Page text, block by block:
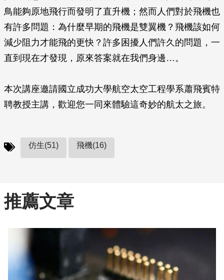
鳥能夠原地飛行而發明了直升機；然而人們對於飛機也
有許多問題：為什麼早期的飛機是雙翼機？飛機該如何
減少阻力才能飛的更快？許多困擾人們許久的問題，一
直到現在才發現，原來答案就在我們身邊…。
本次講座邀請國立成功大學航空太空工程學系蕭飛賓特
聘教授主講，歡迎您一同來體驗這奇妙的航太之旅。
仿生(51) 飛機(16)
推薦文章